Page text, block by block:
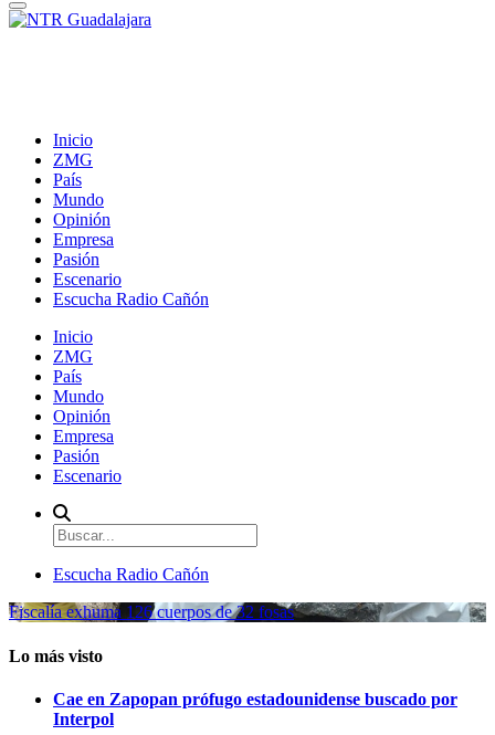
Inicio
ZMG
País
Mundo
Opinión
Empresa
Pasión
Escenario
Escucha Radio Cañón
Inicio
ZMG
País
Mundo
Opinión
Empresa
Pasión
Escenario
Escucha Radio Cañón
Fiscalía exhuma 126 cuerpos de 32 fosas
Lo más visto
Cae en Zapopan prófugo estadounidense buscado por
Interpol